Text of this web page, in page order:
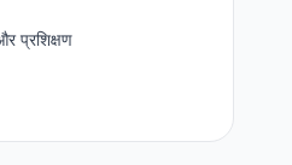
प्रशिक्षण